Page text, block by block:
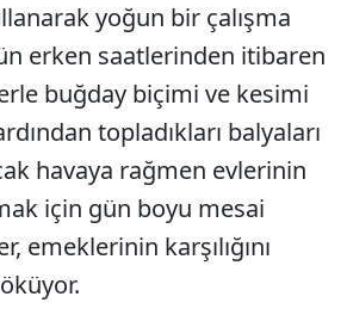
yoğun bir çalışma
erken saatlerinden itibaren
buğday biçimi ve kesimi
topladıkları balyaları
havaya rağmen evlerinin
için gün boyu mesai
emeklerinin karşılığını